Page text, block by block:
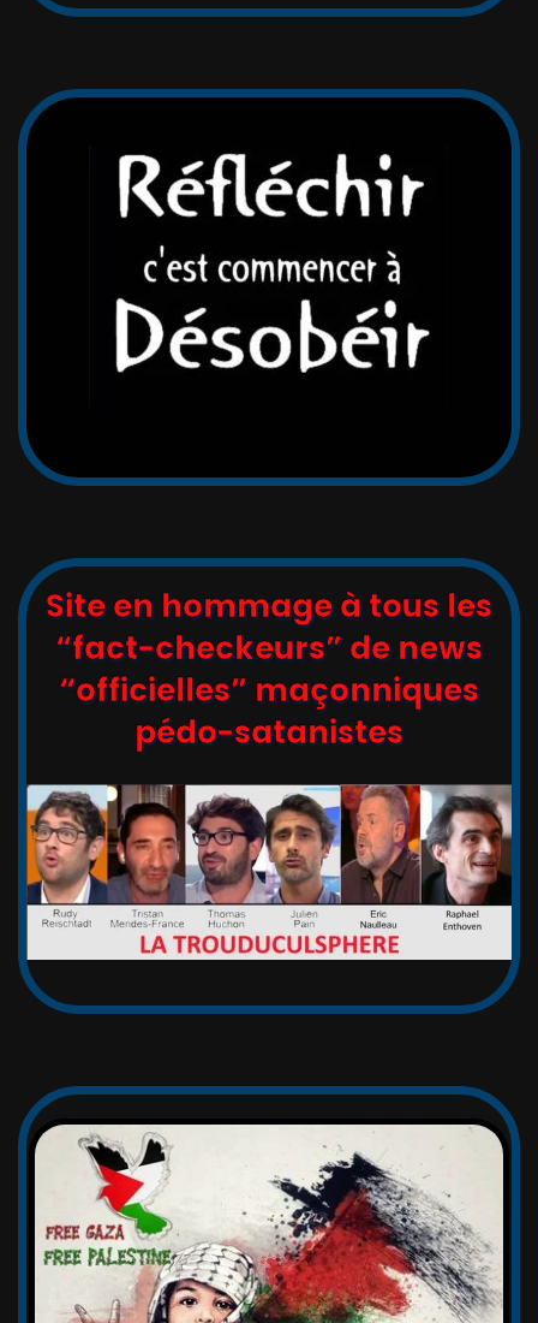
Site en hommage à tous les
“fact-checkeurs” de news
“officielles” maçonniques
pédo-satanistes